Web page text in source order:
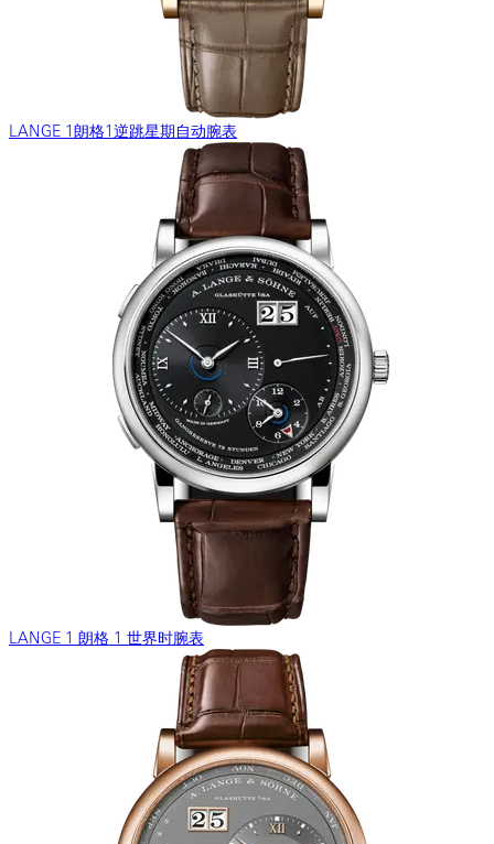
LANGE 1朗格1逆跳星期自动腕表
LANGE 1 朗格 1 世界时腕表